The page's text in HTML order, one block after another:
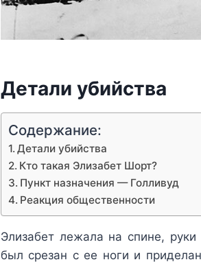
Детали убийства
Содержание:
Детали убийства
Кто такая Элизабет Шорт?
Пункт назначения — Голливуд
Реакция общественности
Элизабет лежала на спине,
был срезан с ее ноги и